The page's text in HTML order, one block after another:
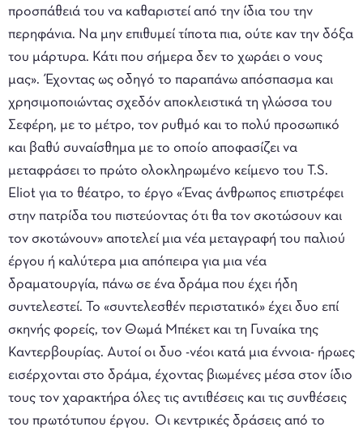
προσπάθειά του να καθαριστεί από την ίδια του την
περηφάνια. Να μην επιθυμεί τίποτα πια, ούτε καν την δόξα
του μάρτυρα. Κάτι που σήμερα δεν το χωράει ο νους
μας». Έχοντας ως οδηγό το παραπάνω απόσπασμα και
χρησιμοποιώντας σχεδόν αποκλειστικά τη γλώσσα του
Σεφέρη, με το μέτρο, τον ρυθμό και το πολύ προσωπικό
και βαθύ συναίσθημα με το οποίο αποφασίζει να
μεταφράσει το πρώτο ολοκληρωμένο κείμενο του T.S.
Eliot για το θέατρο, το έργο «Ένας άνθρωπος επιστρέφει
στην πατρίδα του πιστεύοντας ότι θα τον σκοτώσουν και
τον σκοτώνουν» αποτελεί μια νέα μεταγραφή του παλιού
έργου ή καλύτερα μια απόπειρα για μια νέα
δραματουργία, πάνω σε ένα δράμα που έχει ήδη
συντελεστεί. Το «συντελεσθέν περιστατικό» έχει δυο επί
σκηνής φορείς, τον Θωμά Μπέκετ και τη Γυναίκα της
Καντερβουρίας. Αυτοί οι δυο -νέοι κατά μια έννοια- ήρωες
εισέρχονται στο δράμα, έχοντας βιωμένες μέσα στον ίδιο
τους τον χαρακτήρα όλες τις αντιθέσεις και τις συνθέσεις
του πρωτότυπου έργου. Οι κεντρικές δράσεις από το